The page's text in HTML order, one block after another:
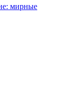
мирные